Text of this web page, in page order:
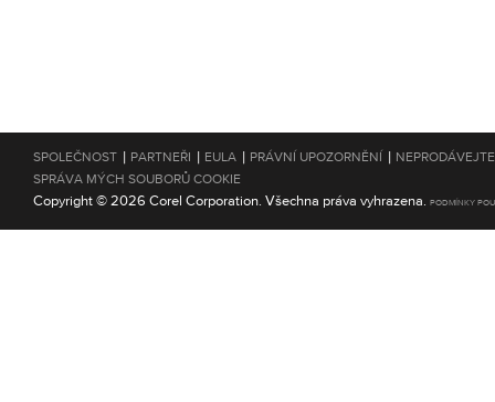
SPOLEČNOST | PARTNEŘI | EULA | PRÁVNÍ UPOZORNĚNÍ |
SPRÁVA MÝCH SOUBORŮ COOKIE
Copyright © 2026 Corel Corporation. Všechna práva vyhrazena. PODMÍNKY